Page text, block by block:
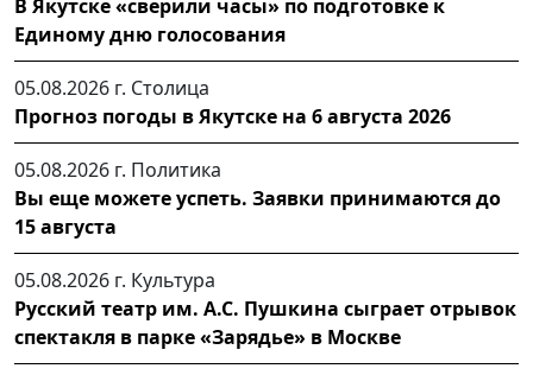
В Якутске «сверили часы» по подготовке к
Единому дню голосования
05.08.2026 г. Столица
Прогноз погоды в Якутске на 6 августа 2026
05.08.2026 г. Политика
Вы еще можете успеть. Заявки принимаются до
15 августа
05.08.2026 г. Культура
Русский театр им. А.С. Пушкина сыграет отрывок
спектакля в парке «Зарядье» в Москве